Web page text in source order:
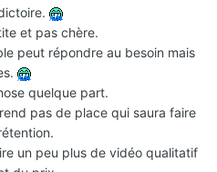
et pas chère.
peut répondre au besoin mais
quelque part.
pas de place qui saura faire
un peu plus de vidéo qualitatif